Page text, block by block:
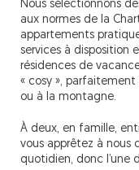
Nous sélectionnons
aux normes de la
appartements
services à disposition
résidences de
« cosy »,
ou à la montagne.
À deux, en famille,
vous apprêtez à nous
quotidien, donc l’une